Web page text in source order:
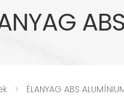
ÉLANYAG ABS